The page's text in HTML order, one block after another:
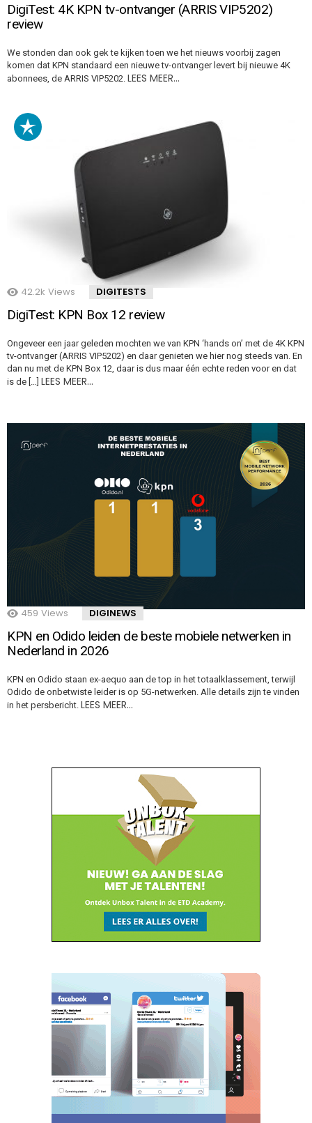
DigiTest: 4K KPN tv-ontvanger (ARRIS VIP5202)
review
We stonden dan ook gek te kijken toen we het nieuws voorbij zagen
komen dat KPN standaard een nieuwe tv-ontvanger levert bij nieuwe 4K
abonnees, de ARRIS VIP5202. LEES MEER…
42.2k Views DIGITESTS
DigiTest: KPN Box 12 review
Ongeveer een jaar geleden mochten we van KPN ‘hands on’ met de 4K KPN
tv-ontvanger (ARRIS VIP5202) en daar genieten we hier nog steeds van. En
dan nu met de KPN Box 12, daar is dus maar één echte reden voor en dat
is de […] LEES MEER…
459 Views DIGINEWS
KPN en Odido leiden de beste mobiele netwerken in
Nederland in 2026
KPN en Odido staan ex-aequo aan de top in het totaalklassement, terwijl
Odido de onbetwiste leider is op 5G-netwerken. Alle details zijn te vinden
in het persbericht. LEES MEER…